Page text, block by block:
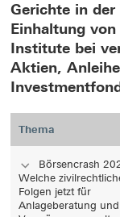
Gerichte in
Einhaltung
Institute bei
Aktien,
Thema
Börsencrash
Welche
Folgen jetzt für
Anlageberatung und